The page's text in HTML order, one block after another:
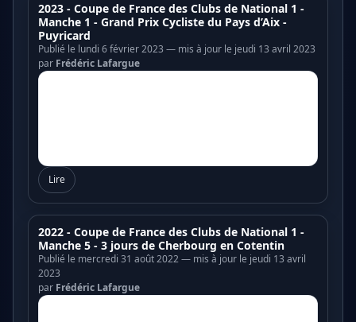
2023 - Coupe de France des Clubs de National 1 -
Manche 1 - Grand Prix Cycliste du Pays d’Aix -
Puyricard
Publié le lundi 6 février 2023 — mis à jour le jeudi 13 avril 2023
par Frédéric Lafargue
Lire
2022 - Coupe de France des Clubs de National 1 -
Manche 5 - 3 jours de Cherbourg en Cotentin
Publié le mercredi 31 août 2022 — mis à jour le jeudi 13 avril
2023
par Frédéric Lafargue